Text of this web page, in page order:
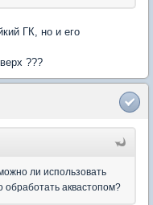
ГК, но и его
???
ли использовать
обработать аквастопом?